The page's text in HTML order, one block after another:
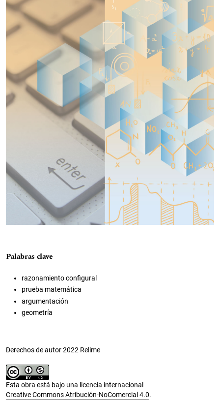
Palabras clave
razonamiento configural
prueba matemática
argumentación
geometría
Derechos de autor 2022 Relime
Esta obra está bajo una licencia internacional
Creative Commons Atribución-NoComercial 4.0.